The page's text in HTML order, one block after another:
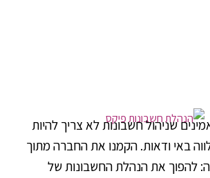
שניהול חשבונות לא צריך להיות
באי ודאות. הקמנו את החברה מתוך
להפוך את הנהלת החשבונות של